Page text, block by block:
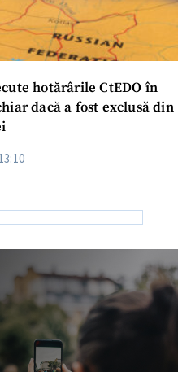
hotărârile CtEDO în
dacă a fost exclusă din